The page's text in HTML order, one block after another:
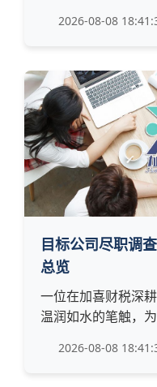
2026-08-08
目标公司尽职调
总览
一位在加喜财税深
温润如水的笔触，
2026-08-08